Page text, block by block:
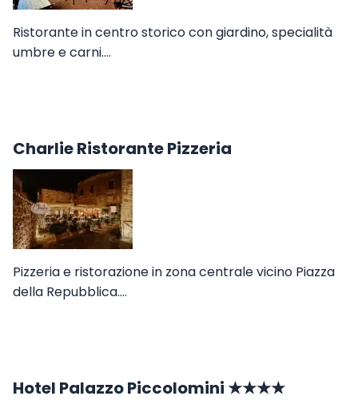
Ristorante in centro storico con giardino, specialità
umbre e carni.…
Charlie Ristorante Pizzeria
Pizzeria e ristorazione in zona centrale vicino Piazza
della Repubblica.…
Hotel Palazzo Piccolomini ★★★★